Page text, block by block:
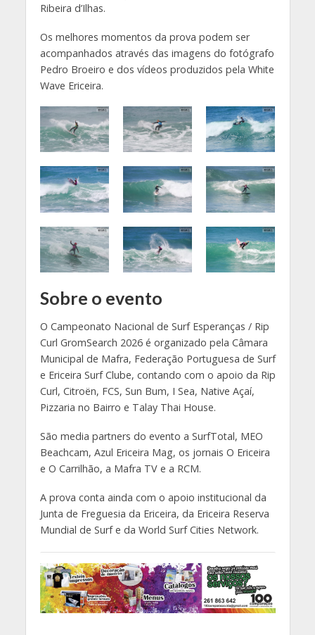
Ribeira d’Ilhas.
Os melhores momentos da prova podem ser
acompanhados através das imagens do fotógrafo
Pedro Broeiro e dos vídeos produzidos pela White
Wave Ericeira.
Sobre o evento
O Campeonato Nacional de Surf Esperanças / Rip
Curl GromSearch 2026 é organizado pela Câmara
Municipal de Mafra, Federação Portuguesa de Surf
e Ericeira Surf Clube, contando com o apoio da Rip
Curl, Citroën, FCS, Sun Bum, I Sea, Native Açaí,
Pizzaria no Bairro e Talay Thai House.
São media partners do evento a SurfTotal, MEO
Beachcam, Azul Ericeira Mag, os jornais O Ericeira
e O Carrilhão, a Mafra TV e a RCM.
A prova conta ainda com o apoio institucional da
Junta de Freguesia da Ericeira, da Ericeira Reserva
Mundial de Surf e da World Surf Cities Network.